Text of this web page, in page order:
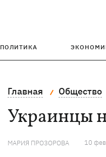
ПОЛИТИКА
Главная Общество
Украинцы
МАРИЯ ПРОЗОРОВА 10